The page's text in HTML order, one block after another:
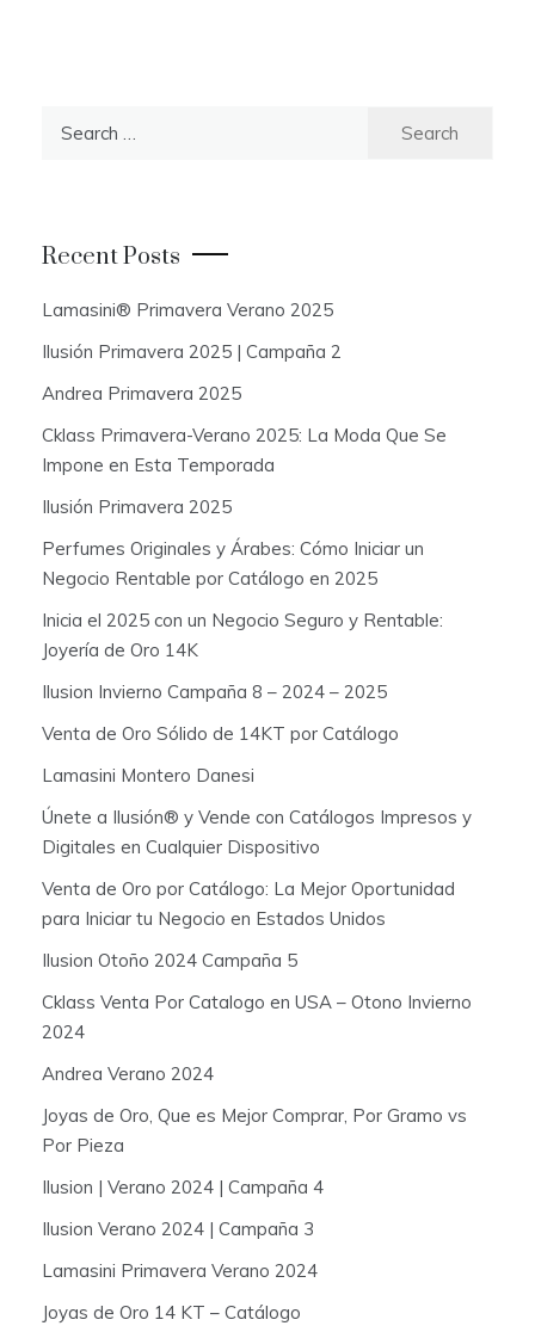
h
f
r
Recent Posts
Lamasini® Primavera Verano 2025
Ilusión Primavera 2025 | Campaña 2
Andrea Primavera 2025
Cklass Primavera-Verano 2025: La Moda Que Se
Impone en Esta Temporada
Ilusión Primavera 2025
Perfumes Originales y Árabes: Cómo Iniciar un
Negocio Rentable por Catálogo en 2025
Inicia el 2025 con un Negocio Seguro y Rentable:
Joyería de Oro 14K
Ilusion Invierno Campaña 8 – 2024 – 2025
Venta de Oro Sólido de 14KT por Catálogo
Lamasini Montero Danesi
Únete a Ilusión® y Vende con Catálogos Impresos y
Digitales en Cualquier Dispositivo
Venta de Oro por Catálogo: La Mejor Oportunidad
para Iniciar tu Negocio en Estados Unidos
Ilusion Otoño 2024 Campaña 5
Cklass Venta Por Catalogo en USA – Otono Invierno
2024
Andrea Verano 2024
Joyas de Oro, Que es Mejor Comprar, Por Gramo vs
Por Pieza
Ilusion | Verano 2024 | Campaña 4
Ilusion Verano 2024 | Campaña 3
Lamasini Primavera Verano 2024
Joyas de Oro 14 KT – Catálogo